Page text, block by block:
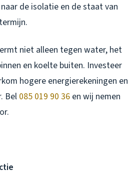
de isolatie en de staat van
niet alleen tegen water, het
en koelte buiten. Investeer
hogere energierekeningen en
Bel 085 019 90 36 en wij nemen